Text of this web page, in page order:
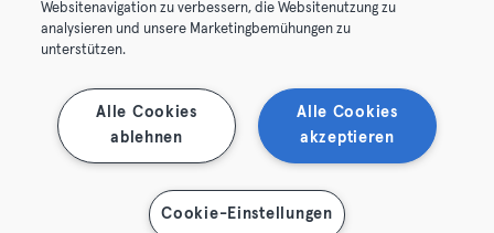
Algemene Voorwaarden
Membership opzeggen Trek hier je contract terug
Websitenavigation zu verbessern, die Websitenutzung zu
analysieren und unsere Marketingbemühungen zu
unterstützen.
Alle Cookies
akzeptieren
Alle Cookies
ablehnen
Cookie-Einstellungen